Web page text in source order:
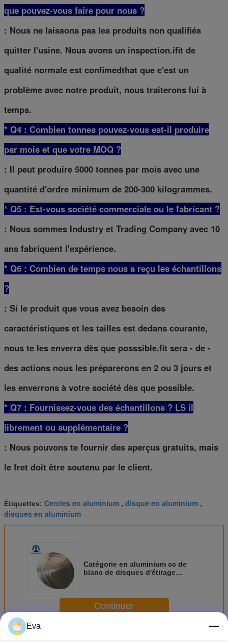
que pouvez-vous faire pour nous ?
: Nous ne laissons pas les produits non qualifiés
quitter l'usine. Nous avons un inspection.ifit de
qualité normale est confimedthat que c'est un
problème avec notre produit, nous traiterons lui à
temps.
* Q4 : Combien tonnes pouvez-vous est-il produire
par mois et que votre MOQ ?
: Il peut produire 5000 tonnes par mois avec une
quantité d'ordre minimum de 200-300 kilogrammes.
* Q5 : Est-vous société commerciale ou le fabricant ?
: Nous sommes Industry et Trading Company avec 10
ans fabriquent l'expérience.
* Q6 : Combien de temps nous a reçu les échantillons
?
: Si le produit que vous avez besoin des
caractéristiques et les tailles est dedans courante,
nous te les enverra dès que posssible.fit sera - de -
des actions nous les préparerons en 2 ou 3 jours et
les enverrons à votre société dès que possible.
* Q7 : Fournissez-vous des échantillons ? LS il
librement ou supplémentaire ?
: Nous pouvons te fournir des aperçus gratuits, mais
le fret doit être soutenu par le client.
Étiquettes: Cercles en aluminium , disque en aluminium ,
disques en aluminium
Catégorie en aluminium cc de
blanc de disques d'étirage
Continuer
PlusCercles en aluminium de disques
Eva